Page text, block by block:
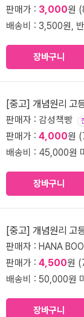
판매가 : 3,000원
배송비 : 3,500원,
장바구니
[중고] 개념원리 고
판매자 : 감성책빵
판매가 : 4,000원
배송비 : 45,000원
장바구니
[중고] 개념원리 고
판매자 : HANA
판매가 : 4,500원
배송비 : 50,000원
장바구니